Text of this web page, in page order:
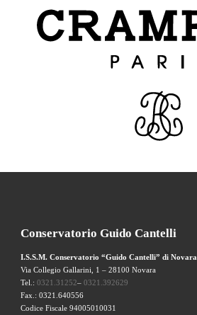
Conservatorio Guido Cantelli
I.S.S.M. Conservatorio “Guido Cantelli” di Novara
Via Collegio Gallarini, 1 – 28100 Novara
Tel.: 0321.31252– 0321.392629
Fax.: 0321.640556
Codice Fiscale 94005010031